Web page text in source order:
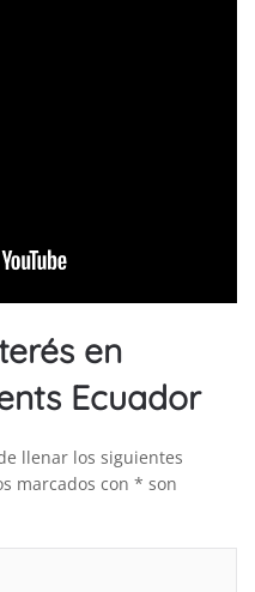
en
Ecuador
llenar los siguientes
marcados con * son